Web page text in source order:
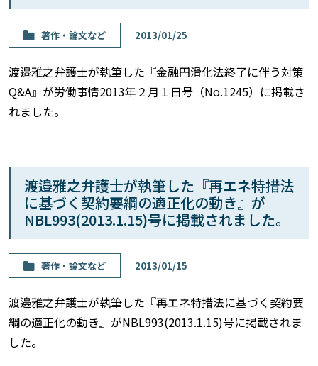
著作・論⽂など 2013/01/25
渡邉雅之弁護士が執筆した『金融円滑化法終了に伴う対策
Q&A』が労働事情2013年２月１日号（No.1245）に掲載さ
れました。
渡邉雅之弁護士が執筆した『再エネ特措法
に基づく契約要綱の適正化の動き』が
NBL993(2013.1.15)号に掲載されました。
著作・論⽂など 2013/01/15
渡邉雅之弁護士が執筆した『再エネ特措法に基づく契約要
綱の適正化の動き』がNBL993(2013.1.15)号に掲載されま
した。